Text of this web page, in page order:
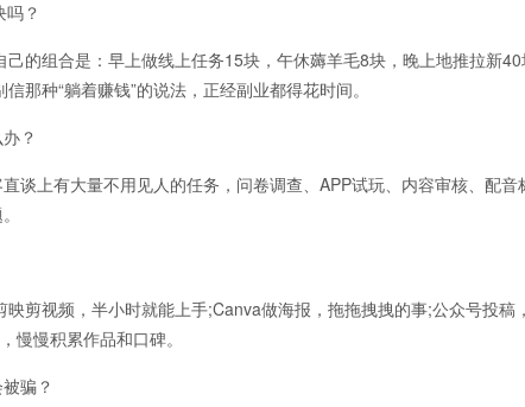
？
组合是：早上做线上任务15块，午休薅羊毛8块，晚上地推拉新
那种“躺着赚钱”的说法，正经副业都得花时间。
？
上有大量不用见人的任务，问卷调查、APP试玩、内容审核、配音
视频，半小时就能上手;Canva做海报，拖拖拽拽的事;公众号投稿
慢慢积累作品和口碑。
骗？